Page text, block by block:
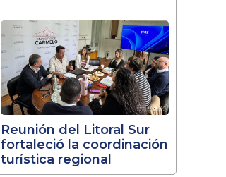
Reunión del Litoral Sur
fortaleció la coordinación
turística regional